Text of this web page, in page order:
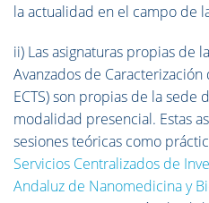
la actualidad en el campo de
ii) Las asignaturas propias de
Avanzados de
ECTS) son propias de la sede
modalidad presencial. Estas
sesiones teóricas como
Servicios Centralizados de
Andaluz de Nanomedicina y